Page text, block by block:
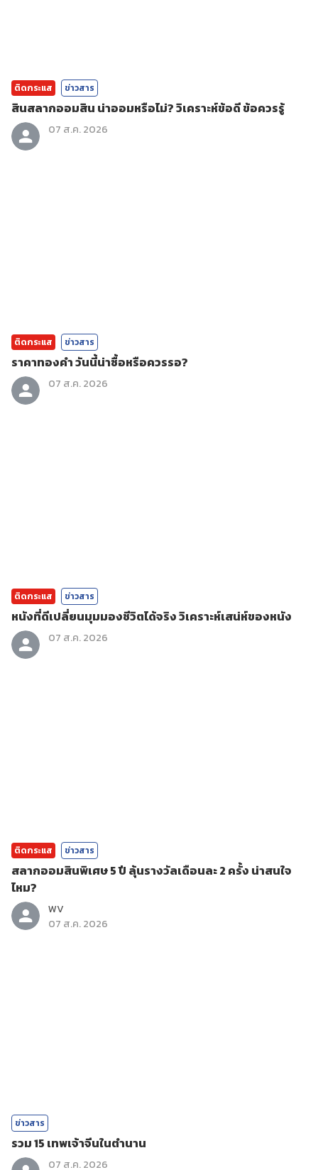
ติดกระแส ข่าวสาร
สินสลากออมสิน น่าออมหรือไม่? วิเคราะห์ข้อดี ข้อควรรู้
07 ส.ค. 2026
ติดกระแส ข่าวสาร
ราคาทองคํา วันนี้น่าซื้อหรือควรรอ?
07 ส.ค. 2026
ติดกระแส ข่าวสาร
หนังที่ดีเปลี่ยนมุมมองชีวิตได้จริง วิเคราะห์เสน่ห์ของหนัง
07 ส.ค. 2026
ติดกระแส ข่าวสาร
สลากออมสินพิเศษ 5 ปี ลุ้นรางวัลเดือนละ 2 ครั้ง น่าสนใจ
ไหม?
WV
07 ส.ค. 2026
ข่าวสาร
รวม 15 เทพเจ้าจีนในตำนาน
07 ส.ค. 2026